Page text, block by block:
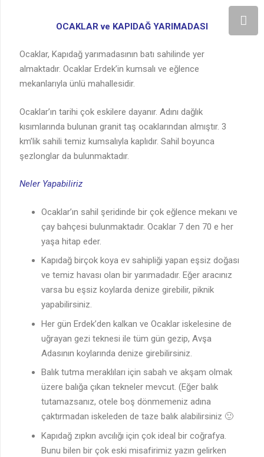
OCAKLAR ve KAPIDAĞ YARIMADASI
Ocaklar, Kapıdağ yarımadasının batı sahilinde yer
almaktadır. Ocaklar Erdek’in kumsalı ve eğlence
mekanlarıyla ünlü mahallesidir.
Ocaklar’ın tarihi çok eskilere dayanır. Adını dağlık
kısımlarında bulunan granit taş ocaklarından almıştır. 3
km’lik sahili temiz kumsalıyla kaplıdır. Sahil boyunca
şezlonglar da bulunmaktadır.
Neler Yapabiliriz
Ocaklar’ın sahil şeridinde bir çok eğlence mekanı ve
çay bahçesi bulunmaktadır. Ocaklar 7 den 70 e her
yaşa hitap eder.
Kapıdağ birçok koya ev sahipliği yapan eşsiz doğası
ve temiz havası olan bir yarımadadır. Eğer aracınız
varsa bu eşsiz koylarda denize girebilir, piknik
yapabilirsiniz.
Her gün Erdek’den kalkan ve Ocaklar iskelesine de
uğrayan gezi teknesi ile tüm gün gezip, Avşa
Adasının koylarında denize girebilirsiniz.
Balık tutma meraklıları için sabah ve akşam olmak
üzere balığa çıkan tekneler mevcut. (Eğer balık
tutamazsanız, otele boş dönmemeniz adına
çaktırmadan iskeleden de taze balık alabilirsiniz 🙂
Kapıdağ zıpkın avcılığı için çok ideal bir coğrafya.
Bunu bilen bir çok eski misafirimiz yazın gelirken